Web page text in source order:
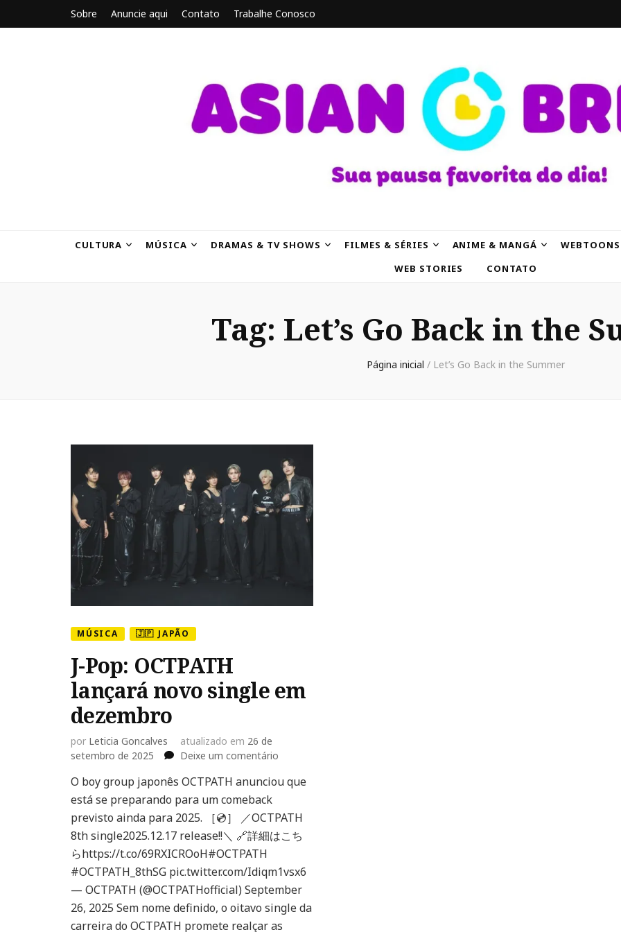
Sobre Anuncie aqui Contato Trabalhe Conosco
CULTURA MÚSICA DRAMAS & TV SHOWS FILMES & SÉRIES ANIME & MANGÁ WEBTOONS
WEB STORIES
CONTATO
Tag: Let’s Go Back in the
Página inicial / Let’s Go Back in the Summer
MÚSICA 🇯🇵 JAPÃO
J-Pop: OCTPATH
lançará novo single em
dezembro
por Leticia Goncalves atualizado em 26 de
setembro de 2025
Deixe um comentário
Pop:
lançará
single
dezembro
O boy group japonês OCTPATH anunciou que
está se preparando para um comeback
previsto ainda para 2025. ［💿］ ／OCTPATH
8th single2025.12.17 release!!＼ 🔗詳細はこち
らhttps://t.co/69RXICROoH#OCTPATH
#OCTPATH_8thSG pic.twitter.com/Idiqm1vsx6
— OCTPATH (@OCTPATHofficial) September
26, 2025 Sem nome definido, o oitavo single da
carreira do OCTPATH promete realçar as